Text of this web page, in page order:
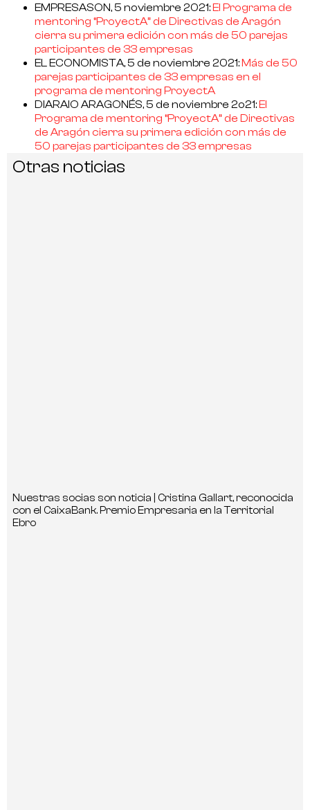
EMPRESASON, 5 noviembre 2021:El Programa de
mentoring “ProyectA” de Directivas de Aragón
cierra su primera edición con más de 50 parejas
participantes de 33 empresas
EL ECONOMISTA, 5 de noviembre 2021:Más de 50
parejas participantes de 33 empresas en el
programa de mentoring ProyectA
DIARAIO ARAGONÉS, 5 de noviembre 2o21:El
Programa de mentoring “ProyectA” de Directivas
de Aragón cierra su primera edición con más de
50 parejas participantes de 33 empresas
Otras noticias
Nuestras socias son noticia | Cristina Gallart, reconocida
con el CaixaBank. Premio Empresaria en la Territorial
Ebro